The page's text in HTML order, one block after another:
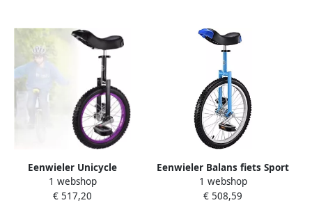
Eenwieler Unicycle
Buitenactiviteiten Antislip
banden 20 inch Zwart
1 webshop
€ 517,20
Eenwieler Balans fiets Sport
en vrije tijd Verstelbare
zadelhoogte 20 inch wiel
1 webshop
€ 508,59